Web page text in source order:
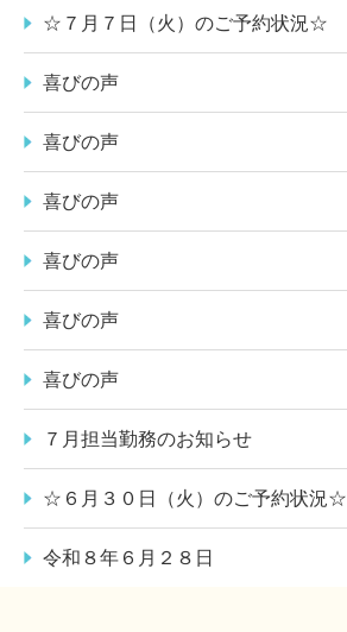
☆７月７日（火）のご予約状況☆
喜びの声
喜びの声
喜びの声
喜びの声
喜びの声
喜びの声
７月担当勤務のお知らせ
☆６月３０日（火）のご予約状況☆
令和８年６月２８日